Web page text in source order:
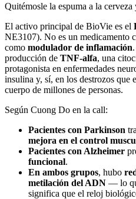
Quitémosle la espuma a la
El activo principal de BioVie es el
NE3107). No es un medicamento
como modulador de inflamación
producción de TNF-alfa, una
protagonista en enfermedades
insulina y, sí, en los destrozos
cuerpo de millones de personas.
Según Cuong Do en la call:
Pacientes con Parkinson
mejora en el control
Pacientes con Alzheimer
funcional.
En ambos grupos, hubo
metilación del ADN — lo
significa que el reloj